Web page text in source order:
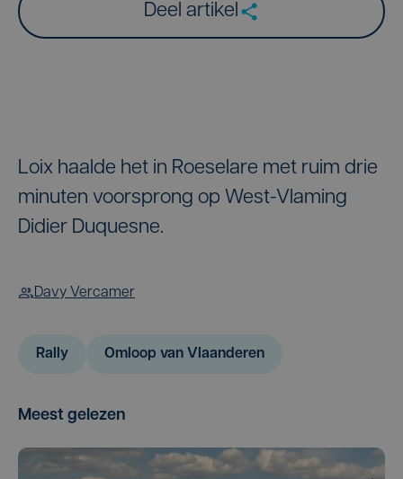
Deel artikel
Loix haalde het in Roeselare met ruim drie
minuten voorsprong op West-Vlaming
Didier Duquesne.
Davy Vercamer
Rally Omloop van Vlaanderen
Meest gelezen